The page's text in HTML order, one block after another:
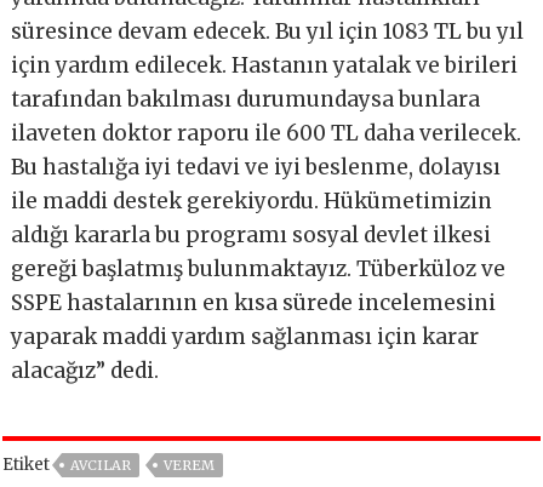
süresince devam edecek. Bu yıl için 1083 TL bu yıl
için yardım edilecek. Hastanın yatalak ve birileri
tarafından bakılması durumundaysa bunlara
ilaveten doktor raporu ile 600 TL daha verilecek.
Bu hastalığa iyi tedavi ve iyi beslenme, dolayısı
ile maddi destek gerekiyordu. Hükümetimizin
aldığı kararla bu programı sosyal devlet ilkesi
gereği başlatmış bulunmaktayız. Tüberküloz ve
SSPE hastalarının en kısa sürede incelemesini
yaparak maddi yardım sağlanması için karar
alacağız” dedi.
Etiket AVCILAR VEREM